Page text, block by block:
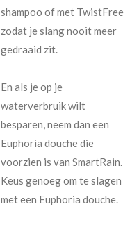
shampoo of met TwistFree
zodat je slang nooit meer
gedraaid zit.
En als je op je
waterverbruik wilt
besparen, neem dan een
Euphoria douche die
voorzien is van SmartRain.
Keus genoeg om te slagen
met een Euphoria douche.